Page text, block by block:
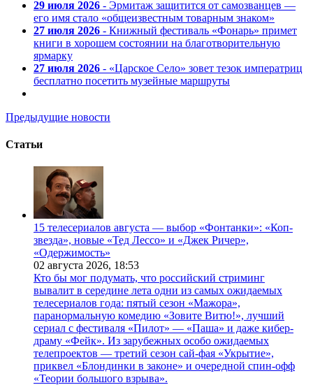
29 июля 2026 - Эрмитаж защитится от самозванцев —
его имя стало «общеизвестным товарным знаком»
27 июля 2026 - Книжный фестиваль «Фонарь» примет
книги в хорошем состоянии на благотворительную
ярмарку
27 июля 2026 - «Царское Село» зовет тезок императриц
бесплатно посетить музейные маршруты
Предыдущие новости
Статьи
15 телесериалов августа — выбор «Фонтанки»: «Коп-
звезда», новые «Тед Лессо» и «Джек Ричер»,
«Одержимость»
02 августа 2026, 18:53
Кто бы мог подумать, что российский стриминг
вывалит в середине лета одни из самых ожидаемых
телесериалов года: пятый сезон «Мажора»,
паранормальную комедию «Зовите Витю!», лучший
сериал с фестиваля «Пилот» — «Паша» и даже кибер-
драму «Фейк». Из зарубежных особо ожидаемых
телепроектов — третий сезон сай-фая «Укрытие»,
приквел «Блондинки в законе» и очередной спин-офф
«Теории большого взрыва».